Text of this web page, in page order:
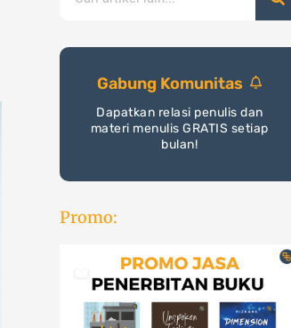
Gabung Komunitas
Dapatkan relasi penulis dan
materi menulis GRATIS setiap
bulan!
Promo: